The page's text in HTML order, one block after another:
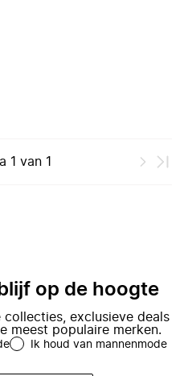
1 van 1
op de hoogte
exclusieve deals
meest populaire merken.
Ik houd van mannenmode